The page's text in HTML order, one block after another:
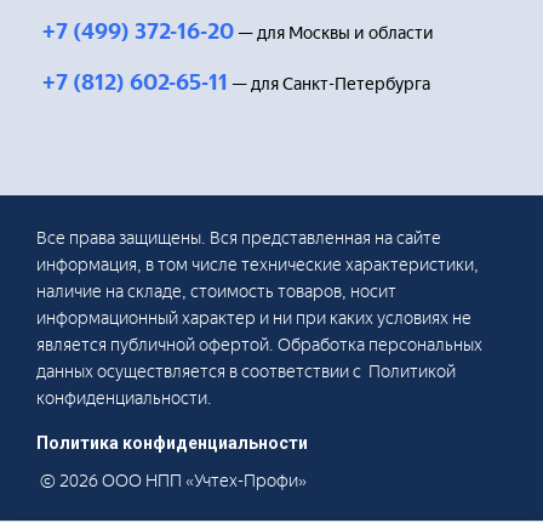
+7 (499) 372-16-20 — для Москвы и области
+7 (812) 602-65-11 — для Санкт-Петербурга
Все права защищены. Вся представленная на сайте
информация, в том числе технические характеристики,
наличие на складе, стоимость товаров, носит
информационный характер и ни при каких условиях не
является публичной офертой. Обработка персональных
данных осуществляется в соответствии с Политикой
конфиденциальности.
Политика конфиденциальности
© 2026 ООО НПП «Учтех-Профи»